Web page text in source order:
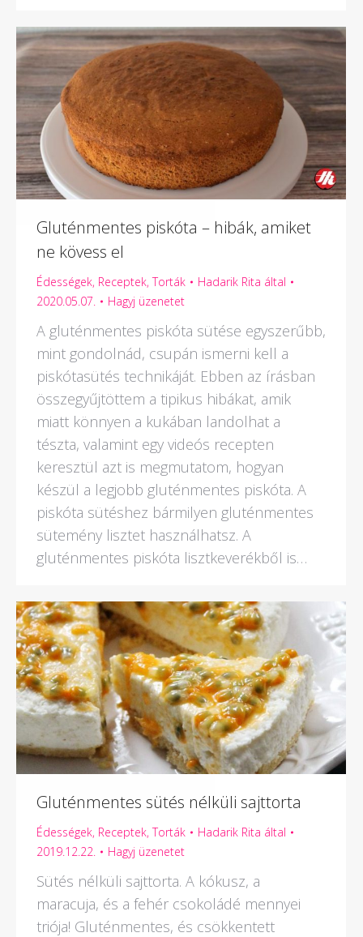
Gluténmentes piskóta – hibák, amiket
ne kövess el
Édességek, Receptek,Torták Hadarik Rita által
2020.05.07.
Hagyj üzenetet
A gluténmentes piskóta sütése egyszerűbb,
mint gondolnád, csupán ismerni kell a
piskótasütés technikáját. Ebben az írásban
összegyűjtöttem a tipikus hibákat, amik
miatt könnyen a kukában landolhat a
tészta, valamint egy videós recepten
keresztül azt is megmutatom, hogyan
készül a legjobb gluténmentes piskóta. A
piskóta sütéshez bármilyen gluténmentes
sütemény lisztet használhatsz. A
gluténmentes piskóta lisztkeverékből is…
Gluténmentes sütés nélküli sajttorta
Édességek, Receptek,Torták Hadarik Rita által
2019.12.22.
Hagyj üzenetet
Sütés nélküli sajttorta. A kókusz, a
maracuja, és a fehér csokoládé mennyei
triója! Gluténmentes, és csökkentett